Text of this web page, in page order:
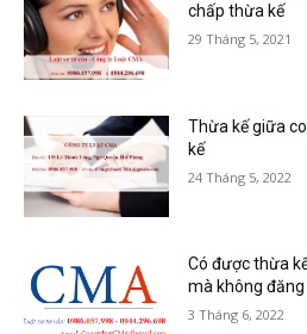
chấp thừa kế
29 Tháng 5, 2021
Thừa kế giữa
kế
24 Tháng 5, 2022
Có được thừa
mà không đăng
3 Tháng 6, 2022